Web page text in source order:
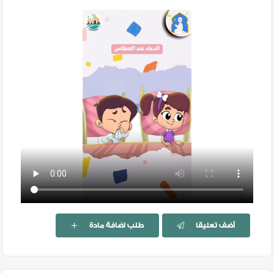
أضف تعليقا طلب اضافة مادة